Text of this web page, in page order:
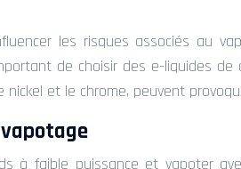
les risques associés au
de choisir des e-liquides
et le chrome, peuvent
à faible puissance et vapoter